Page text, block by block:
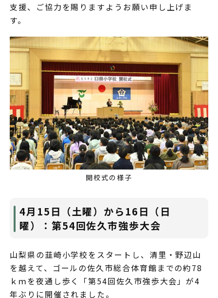
支援、ご協力を賜りますようお願い申し上げま
す。
開校式の様子
4月15日（土曜）から16日（日
曜）：第54回佐久市強歩大会
山梨県の韮崎小学校をスタートし、清里・野辺山
を越えて、ゴールの佐久市総合体育館までの約78
ｋｍを夜通し歩く「第54回佐久市強歩大会」が4
年ぶりに開催されました。